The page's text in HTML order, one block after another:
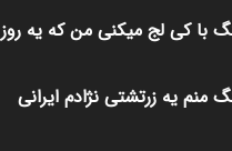
با کی لج میکنی من که یه روز
منم یه زرتشتی نژادم ایرانی